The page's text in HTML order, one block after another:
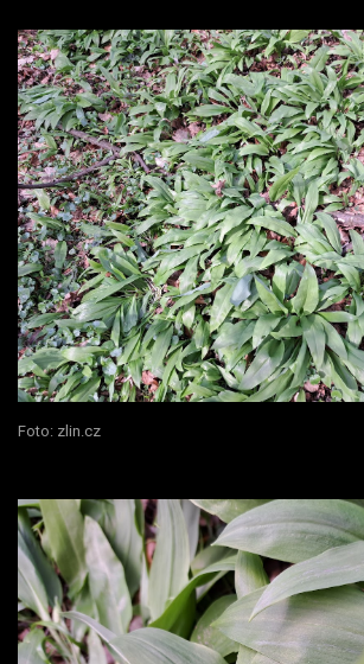
Foto: zlin.cz